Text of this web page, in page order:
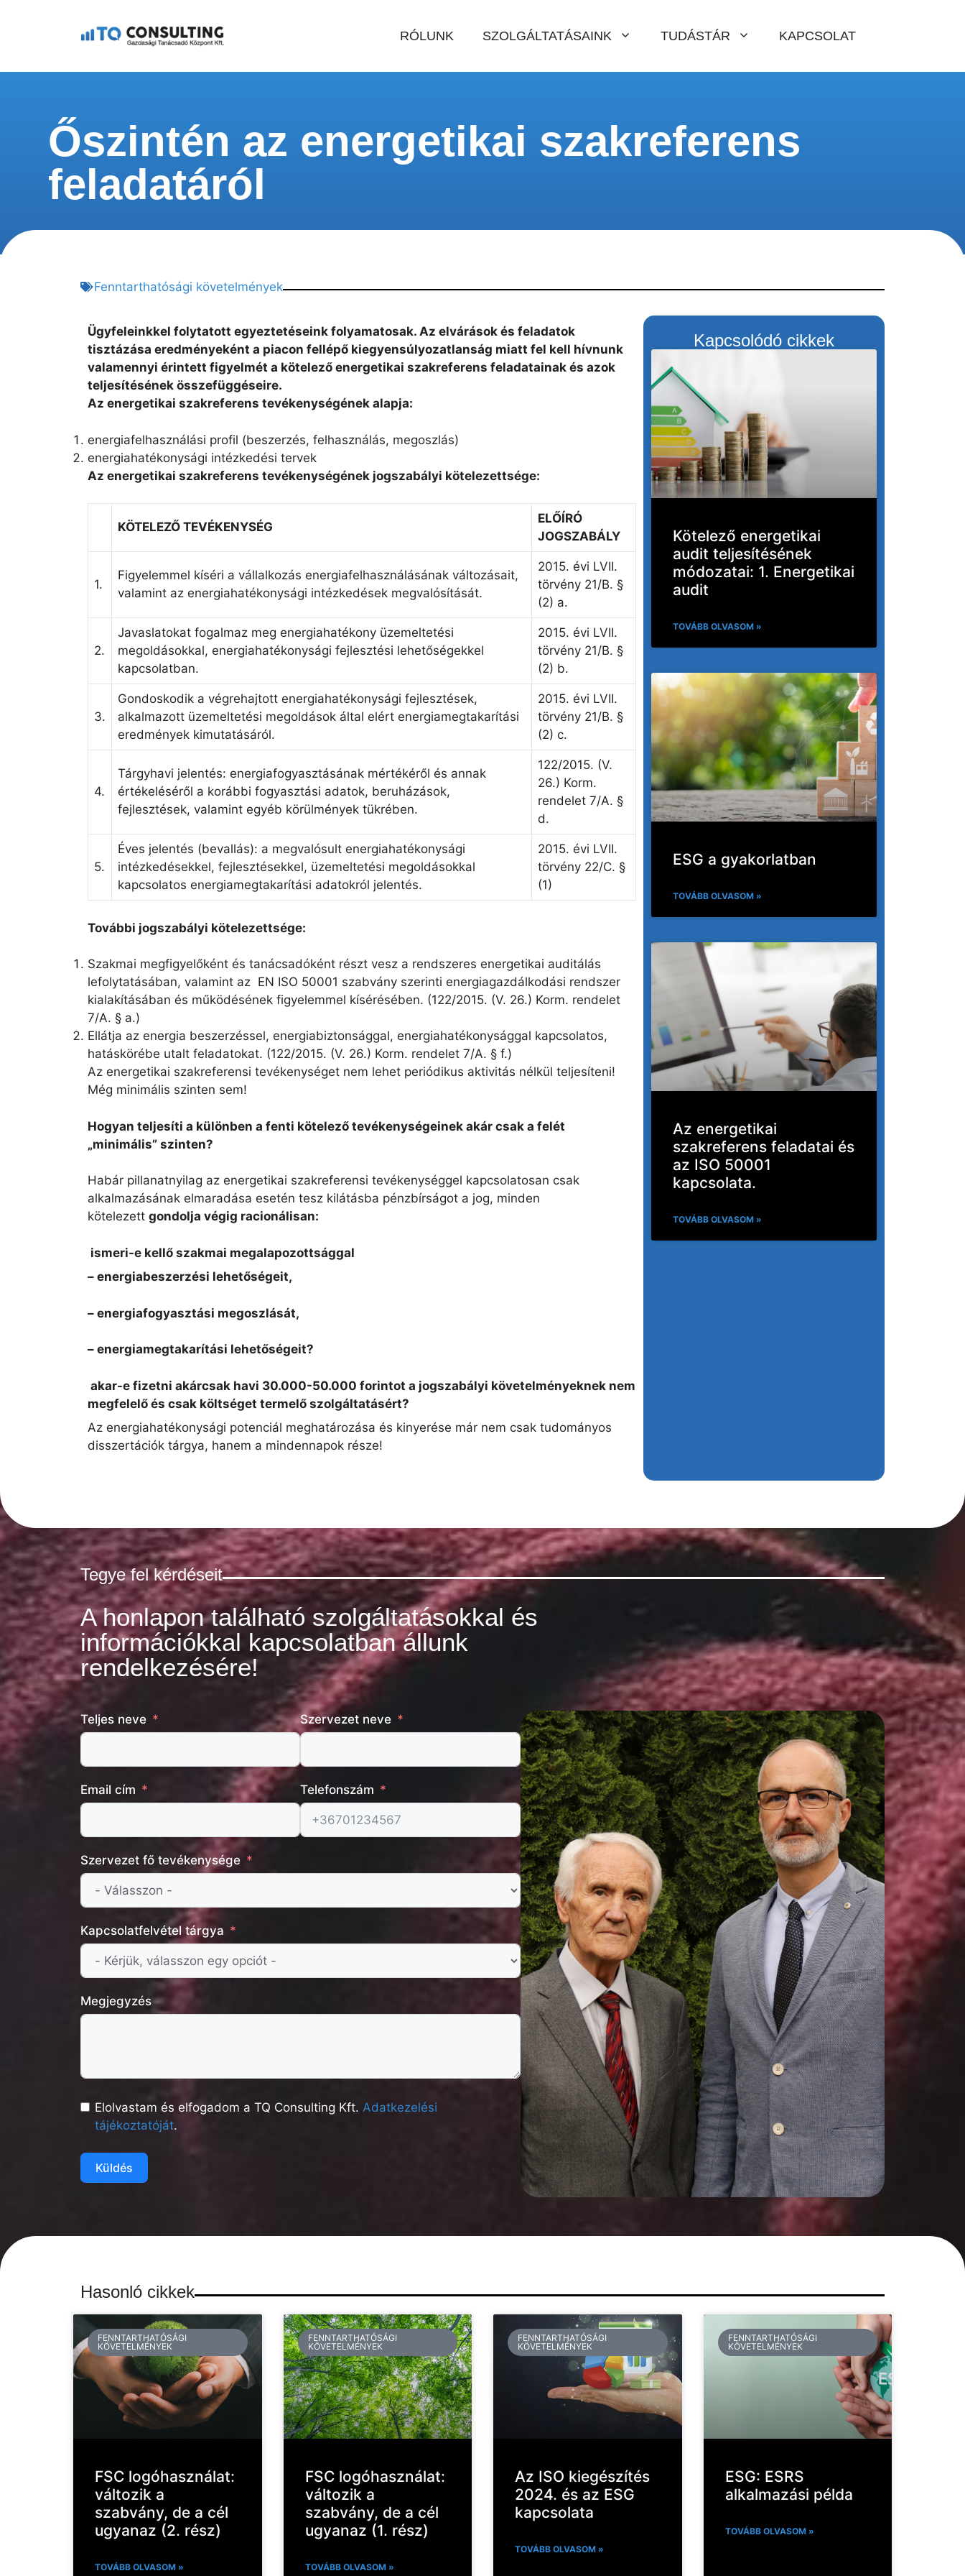
RÓLUNK SZOLGÁLTATÁSAINK TUDÁSTÁR KAPCSOLAT
Őszintén az energetikai szakreferens
feladatáról
Fenntarthatósági követelmények
Ügyfeleinkkel folytatott egyeztetéseink folyamatosak. Az elvárások és feladatok
tisztázása eredményeként a piacon fellépő kiegyensúlyozatlanság miatt fel kell hívnunk
valamennyi érintett figyelmét a kötelező energetikai szakreferens feladatainak és azok
teljesítésének összefüggéseire.
Az energetikai szakreferens tevékenységének alapja:
energiafelhasználási profil (beszerzés, felhasználás, megoszlás)
energiahatékonysági intézkedési tervek
Az energetikai szakreferens tevékenységének jogszabályi kötelezettsége:
KÖTELEZŐ TEVÉKENYSÉG
ELŐÍRÓ
JOGSZABÁLY
1.
Figyelemmel kíséri a vállalkozás energiafelhasználásának változásait,
valamint az energiahatékonysági intézkedések megvalósítását.
2015. évi LVII.
törvény 21/B. §
(2) a.
2.
Javaslatokat fogalmaz meg energiahatékony üzemeltetési
megoldásokkal, energiahatékonysági fejlesztési lehetőségekkel
kapcsolatban.
2015. évi LVII.
törvény 21/B. §
(2) b.
3.
Gondoskodik a végrehajtott energiahatékonysági fejlesztések,
alkalmazott üzemeltetési megoldások által elért energiamegtakarítási
eredmények kimutatásáról.
2015. évi LVII.
törvény 21/B. §
(2) c.
4.
Tárgyhavi jelentés: energiafogyasztásának mértékéről és annak
értékeléséről a korábbi fogyasztási adatok, beruházások,
fejlesztések, valamint egyéb körülmények tükrében.
122/2015. (V.
26.) Korm.
rendelet 7/A. §
d.
5.
Éves jelentés (bevallás): a megvalósult energiahatékonysági
intézkedésekkel, fejlesztésekkel, üzemeltetési megoldásokkal
kapcsolatos energiamegtakarítási adatokról jelentés.
2015. évi LVII.
törvény 22/C. §
(1)
További jogszabályi kötelezettsége:
Szakmai megfigyelőként és tanácsadóként részt vesz a rendszeres energetikai auditálás
lefolytatásában, valamint az EN ISO 50001 szabvány szerinti energiagazdálkodási rendszer
kialakításában és működésének figyelemmel kísérésében. (122/2015. (V. 26.) Korm. rendelet
7/A. § a.)
Ellátja az energia beszerzéssel, energiabiztonsággal, energiahatékonysággal kapcsolatos,
hatáskörébe utalt feladatokat. (122/2015. (V. 26.) Korm. rendelet 7/A. § f.)
Az energetikai szakreferensi tevékenységet nem lehet periódikus aktivitás nélkül teljesíteni!
Még minimális szinten sem!
Hogyan teljesíti a különben a fenti kötelező tevékenységeinek akár csak a felét
„minimális” szinten?
Habár pillanatnyilag az energetikai szakreferensi tevékenységgel kapcsolatosan csak
alkalmazásának elmaradása esetén tesz kilátásba pénzbírságot a jog, minden
kötelezett gondolja végig racionálisan:
ismeri-e kellő szakmai megalapozottsággal
– energiabeszerzési lehetőségeit,
– energiafogyasztási megoszlását,
– energiamegtakarítási lehetőségeit?
akar-e fizetni akárcsak havi 30.000-50.000 forintot a jogszabályi követelményeknek nem
megfelelő és csak költséget termelő szolgáltatásért?
Az energiahatékonysági potenciál meghatározása és kinyerése már nem csak tudományos
disszertációk tárgya, hanem a mindennapok része!
Kapcsolódó cikkek
Kötelező energetikai
audit teljesítésének
módozatai: 1. Energetikai
audit
TOVÁBB OLVASOM »
ESG a gyakorlatban
TOVÁBB OLVASOM »
Az energetikai
szakreferens feladatai és
az ISO 50001
kapcsolata.
TOVÁBB OLVASOM »
Tegye fel kérdéseit
A honlapon található szolgáltatásokkal és
információkkal kapcsolatban állunk
rendelkezésére!
Teljes neve Szervezet neve
Email cím Telefonszám
Szervezet fő tevékenysége
Kapcsolatfelvétel tárgya
Megjegyzés
Elolvastam és elfogadom a TQ Consulting Kft. Adatkezelési
tájékoztatóját.
Küldés
Hasonló cikkek
FENNTARTHATÓSÁGI
KÖVETELMÉNYEK
FSC logóhasználat:
változik a
szabvány, de a cél
ugyanaz (2. rész)
TOVÁBB OLVASOM »
FENNTARTHATÓSÁGI
KÖVETELMÉNYEK
FSC logóhasználat:
változik a
szabvány, de a cél
ugyanaz (1. rész)
TOVÁBB OLVASOM »
FENNTARTHATÓSÁGI
KÖVETELMÉNYEK
Az ISO kiegészítés
2024. és az ESG
kapcsolata
TOVÁBB OLVASOM »
FENNTARTHATÓSÁGI
KÖVETELMÉNYEK
ESG: ESRS
alkalmazási példa
TOVÁBB OLVASOM »